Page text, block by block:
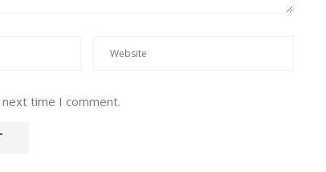
time I comment.